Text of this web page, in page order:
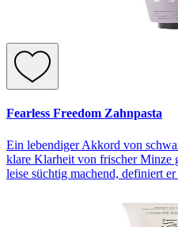
Fearless Freedom Zahnpasta
Ein lebendiger Akkord von
klare Klarheit von frischer Minze
leise süchtig machend, definiert